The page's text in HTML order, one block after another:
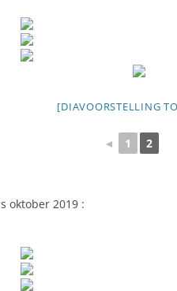
[DIAVOORSTELLING
◄ 1 2
oktober 2019 :